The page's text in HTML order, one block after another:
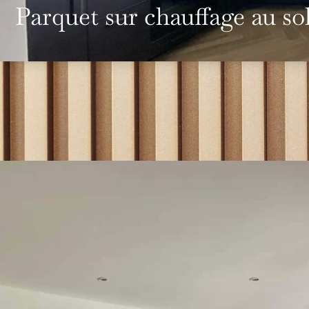
Parquet sur chauffage au